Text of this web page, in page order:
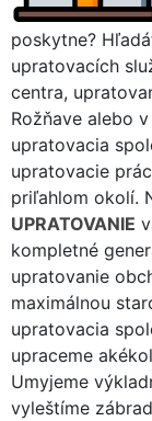
poskytne?
upratovacích
centra,
Rožňave alebo
upratovacia
upratovacie
priľahlom okolí.
UPRATOVANIE
kompletné
upratovanie
maximálnou
upratovacia
upraceme
Umyjeme
vyleštíme